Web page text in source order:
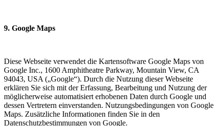
9. Google Maps
Diese Webseite verwendet die Kartensoftware Google Maps von
Google Inc., 1600 Amphitheatre Parkway, Mountain View, CA
94043, USA („Google“). Durch die Nutzung dieser Webseite
erklären Sie sich mit der Erfassung, Bearbeitung und Nutzung der
möglicherweise automatisiert erhobenen Daten durch Google und
dessen Vertretern einverstanden. Nutzungsbedingungen von Google
Maps. Zusätzliche Informationen finden Sie in den
Datenschutzbestimmungen von Google.